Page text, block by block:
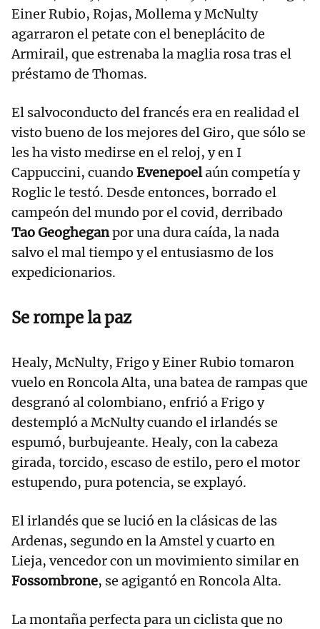
Einer Rubio, Rojas, Mollema y McNulty
agarraron el petate con el beneplácito de
Armirail, que estrenaba la maglia rosa tras el
préstamo de Thomas.
El salvoconducto del francés era en realidad el
visto bueno de los mejores del Giro, que sólo se
les ha visto medirse en el reloj, y en I
Cappuccini, cuando Evenepoelaún competía y
Roglic le testó. Desde entonces, borrado el
campeón del mundo por el covid, derribado
Tao Geogheganpor una dura caída, la nada
salvo el mal tiempo y el entusiasmo de los
expedicionarios.
Se rompe la paz
Healy, McNulty, Frigo y Einer Rubio tomaron
vuelo en Roncola Alta, una batea de rampas que
desgranó al colombiano, enfrió a Frigo y
destempló a McNulty cuando el irlandés se
espumó, burbujeante. Healy, con la cabeza
girada, torcido, escaso de estilo, pero el motor
estupendo, pura potencia, se explayó.
El irlandés que se lució en la clásicas de las
Ardenas, segundo en la Amstel y cuarto en
Lieja, vencedor con un movimiento similar en
Fossombrone, se agigantó en Roncola Alta.
La montaña perfecta para un ciclista que no